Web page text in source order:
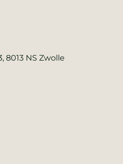
8013 NS Zwolle